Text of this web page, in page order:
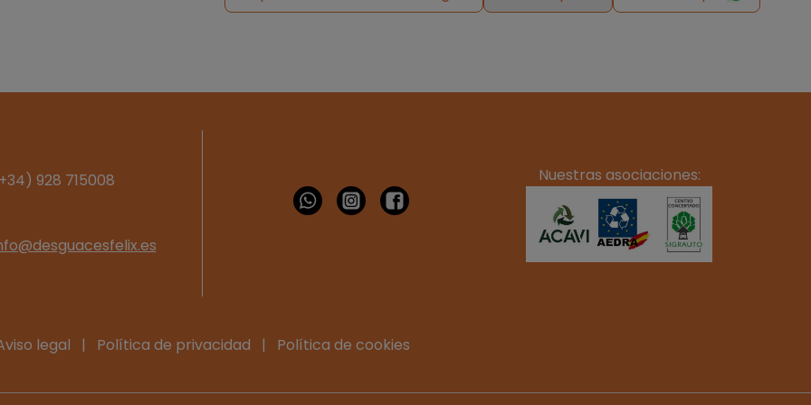
928 715008 Nuestras asociaciones:
legal | Política de privacidad | Política de cookies